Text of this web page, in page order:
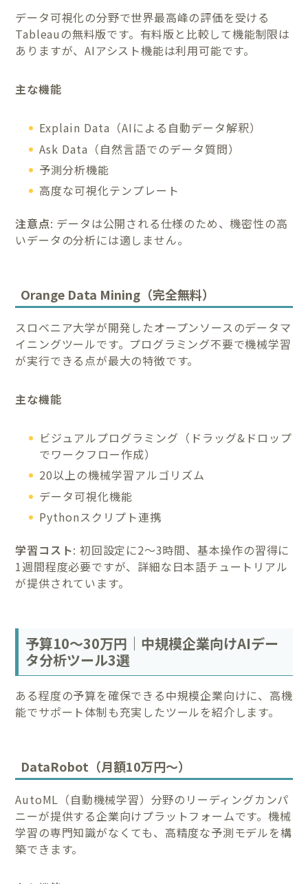
データ可視化の分野で世界最高峰の評価を受ける
Tableauの無料版です。有料版と比較して機能制限は
ありますが、AIアシスト機能は利用可能です。
主な機能
Explain Data（AIによる自動データ解釈）
Ask Data（自然言語でのデータ質問）
予測分析機能
高度な可視化テンプレート
注意点: データは公開される仕様のため、機密性の高
いデータの分析には適しません。
Orange Data Mining（完全無料）
スロベニア大学が開発したオープンソースのデータマ
イニングツールです。プログラミング不要で機械学習
が実行できる点が最大の特徴です。
主な機能
ビジュアルプログラミング（ドラッグ&ドロップ
でワークフロー作成）
20以上の機械学習アルゴリズム
データ可視化機能
Pythonスクリプト連携
学習コスト: 初回設定に2～3時間、基本操作の習得に
1週間程度必要ですが、詳細な日本語チュートリアル
が提供されています。
予算10～30万円｜中規模企業向けAIデー
タ分析ツール3選
ある程度の予算を確保できる中規模企業向けに、高機
能でサポート体制も充実したツールを紹介します。
DataRobot（月額10万円～）
AutoML（自動機械学習）分野のリーディングカンパ
ニーが提供する企業向けプラットフォームです。機械
学習の専門知識がなくても、高精度な予測モデルを構
築できます。